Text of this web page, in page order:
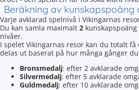
Beräkning av kunskapspoäng
Varje avklarad spelnivå i Vikingarnas
Du kan samla maximalt 2
nivåer.
I spelet Vikingarnas resor kan du totalt
delas ut baserat på hur många gånger
Bronsmedalj: efter 2 avklarade
Silvermedalj: efter 5 avklarade
Guldmedalj: efter 10 avklarade